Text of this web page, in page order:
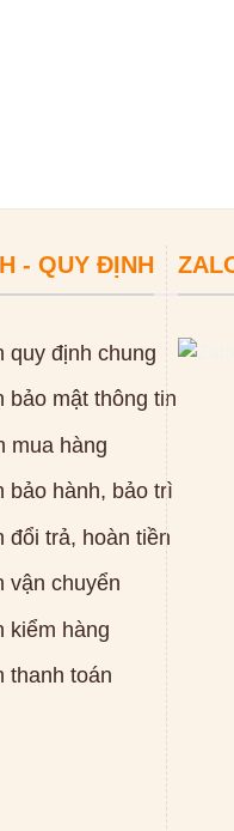
- QUY ĐỊNH
quy định chung
bảo mật thông tin
mua hàng
bảo hành, bảo trì
đổi trả, hoàn tiền
vận chuyển
kiểm hàng
thanh toán